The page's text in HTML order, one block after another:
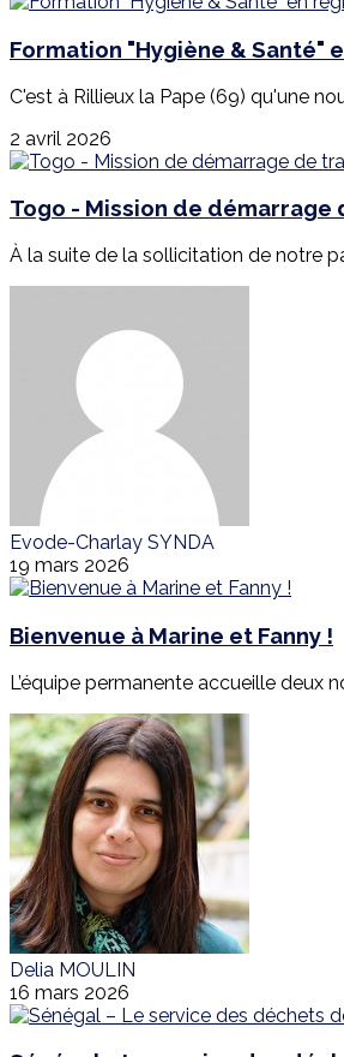
Formation "Hygiène & Santé"
C'est à Rillieux la Pape (69) qu'une
2 avril 2026
Togo - Mission de
À la suite de la sollicitation de notre
Evode-Charlay SYNDA
19 mars 2026
Bienvenue à Marine et Fanny !
L’équipe permanente accueille deux
Delia MOULIN
16 mars 2026